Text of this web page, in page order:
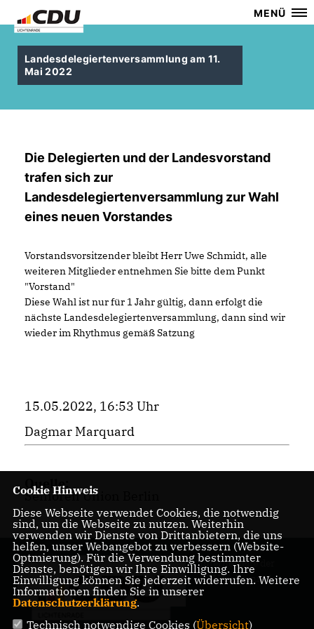
MENÜ
Landesdelegiertenversammlung am 11.
Mai 2022
Die Delegierten und der Landesvorstand
trafen sich zur
Landesdelegiertenversammlung zur Wahl
eines neuen Vorstandes
Vorstandsvorsitzender bleibt Herr Uwe Schmidt, alle
weiteren Mitglieder entnehmen Sie bitte dem Punkt
"Vorstand"
Diese Wahl ist nur für 1 Jahr gültig, dann erfolgt die
nächste Landesdelegiertenversammlung, dann sind wir
wieder im Rhythmus gemäß Satzung
15.05.2022, 16:53 Uhr
Dagmar Marquard
Quelle:
Senioren Union Berlin
Internetseite der
CDU Lichtenrade
Cookie Hinweis
Diese Webseite verwendet Cookies, die notwendig
sind, um die Webseite zu nutzen. Weiterhin
verwenden wir Dienste von Drittanbietern, die uns
helfen, unser Webangebot zu verbessern (Website-
Optmierung). Für die Verwendung bestimmter
Dienste, benötigen wir Ihre Einwilligung. Ihre
Einwilligung können Sie jederzeit widerrufen. Weitere
Informationen finden Sie in unserer
Datenschutzerklärung.
Technisch notwendige Cookies (Übersicht)